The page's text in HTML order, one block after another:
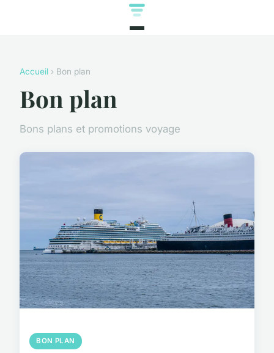
Accueil › Bon plan
Bon plan
Bons plans et promotions voyage
BON PLAN